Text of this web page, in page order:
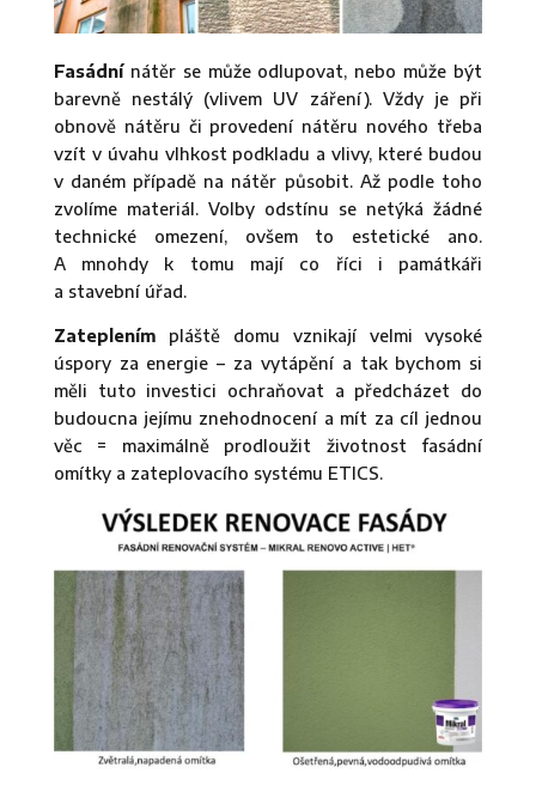
Fasádní nátěr se může odlupovat, nebo může být
barevně nestálý (vlivem UV záření). Vždy je při
obnově nátěru či provedení nátěru nového třeba
vzít v úvahu vlhkost podkladu a vlivy, které budou
v daném případě na nátěr působit. Až podle toho
zvolíme materiál. Volby odstínu se netýká žádné
technické omezení, ovšem to estetické ano.
A mnohdy k tomu mají co říci i památkáři
a stavební úřad.
Zateplením pláště domu vznikají velmi vysoké
úspory za energie – za vytápění a tak bychom si
měli tuto investici ochraňovat a předcházet do
budoucna jejímu znehodnocení a mít za cíl jednou
věc = maximálně prodloužit životnost fasádní
omítky a zateplovacího systému ETICS.